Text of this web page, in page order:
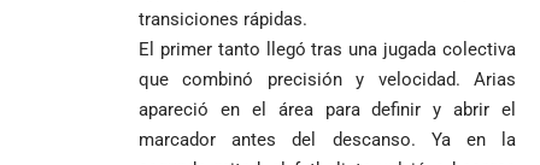
transiciones rápidas.
El primer tanto llegó tras una jugada colectiva
que combinó precisión y velocidad. Arias
apareció en el área para definir y abrir el
marcador antes del descanso. Ya en la
documentos
al FBI, DEA y
Congreso
contra la ‘paz
total’ por
presuntos
Uribe
contra Petro y
lo
responsabiliza
por la crisis de
valiente
Curazao en su
mundialista
ordena acto de
desagravio